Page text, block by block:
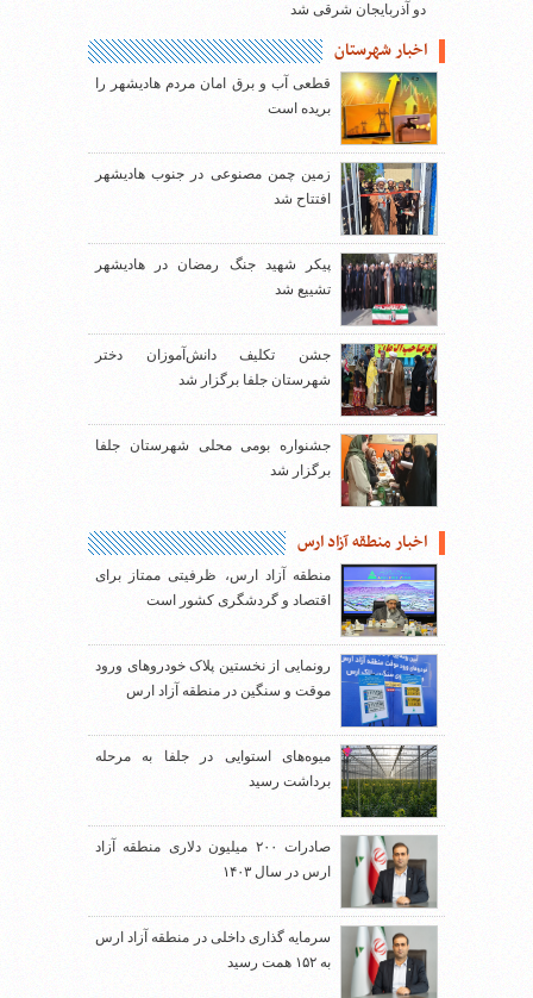
دو آذربایجان شرقی شد
اخبار شهرستان
قطعی آب و برق امان مردم هادیشهر را
بریده است
زمین چمن مصنوعی در جنوب هادیشهر
افتتاح شد
پیکر شهید جنگ رمضان در هادیشهر
تشییع شد
جشن تکلیف دانش‌آموزان دختر
شهرستان جلفا برگزار شد
جشنواره بومی محلی شهرستان جلفا
برگزار شد
اخبار منطقه آزاد ارس
منطقه آزاد ارس، ظرفیتی ممتاز برای
اقتصاد و گردشگری کشور است
رونمایی از نخستین پلاک خودروهای ورود
موقت و سنگین در منطقه آزاد ارس
میوه‌های استوایی در جلفا به مرحله
برداشت رسید
صادرات ۲۰۰ میلیون دلاری منطقه آزاد
ارس در سال ۱۴۰۳
سرمایه گذاری داخلی در منطقه آزاد ارس
به ۱۵۲ همت رسید